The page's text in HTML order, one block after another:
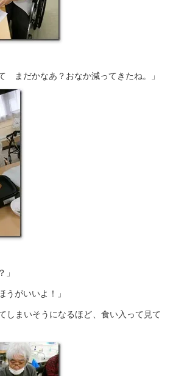
まだかなあ？おなか減ってきたね。」
」
うがいいよ！」
しまいそうになるほど、食い入って見て